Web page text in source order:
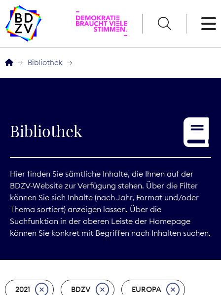
Service
Digitales
Kommunikation
Marktdaten
Nachhaltigkeit
Bibliothek
Bibliothek
Hier finden Sie sämtliche Inhalte, die Ihnen auf der
BDZV-Website zur Verfügung stehen. Über die Filter
können Sie sich Inhalte (nach Jahr, Format und/oder
Thema sortiert) anzeigen lassen. Über die
Suchfunktion in der oberen Leiste der Homepage
können Sie konkret mit Begriffen nach Inhalten suchen.
2021 BDZV EUROPA